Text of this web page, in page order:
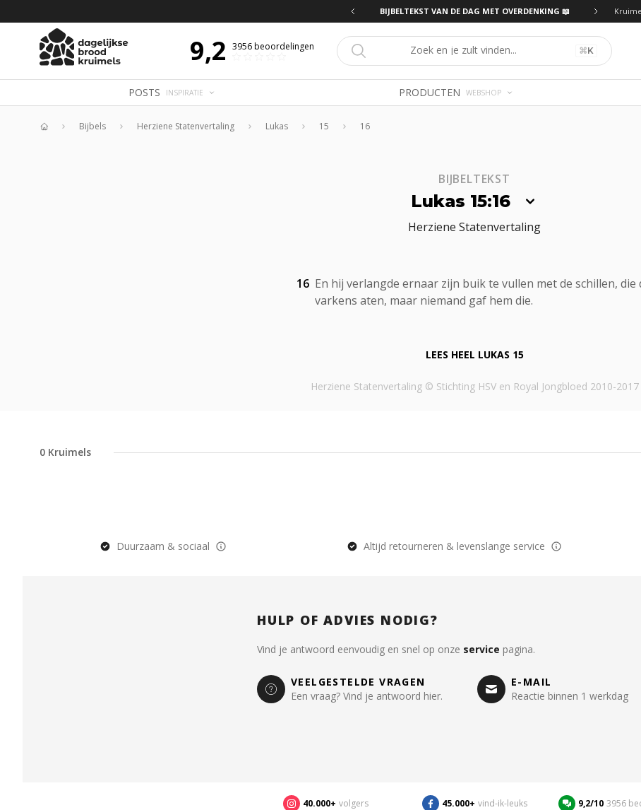
BIJBELTEKST VAN DE DAG MET OVERDENKING 📖
9,2 3956beoordelingen ⌘K
POSTS INSPIRATIE PRODUCTEN WEBSHOP
Bijbels Herziene Statenvertaling Lukas 15 16
BIJBELTEKST
Lukas 15:16
Herziene Statenvertaling
16 En hij verlangde ernaar zijn buik te vullen met de schillen, die
varkens aten, maar niemand gaf hem die.
LEES HEEL LUKAS 15
Herziene Statenvertaling © Stichting HSV en Royal Jongbloed 2010-2017
0 Kruimels
Duurzaam & sociaal Altijd retourneren & levenslange service
HULP OF ADVIES NODIG?
Vind je antwoord eenvoudig en snel op onze service pagina.
VEELGESTELDE VRAGEN
Een vraag? Vind je antwoord hier.
E-MAIL
Reactie binnen 1 werkdag
40.000+ volgers 45.000+ vind-ik-leuks 9,2/10 3956